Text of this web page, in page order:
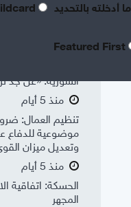
ما أدخلته بالتحديد
تعقيبٌ عمالي
الصناعي نور
السورية: «عن جد
منذ 5 أيام
تنظيم العمال:
موضوعية للدفاع
وتعديل ميزان
منذ 5 أيام
الحسكة: اتفاقية
المجهر